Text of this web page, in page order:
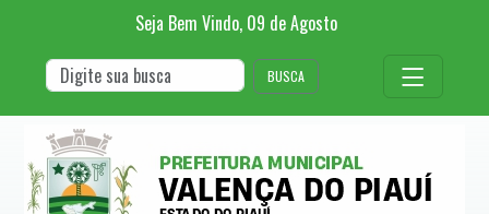
Seja Bem Vindo, 09 deAgosto
BUSCA